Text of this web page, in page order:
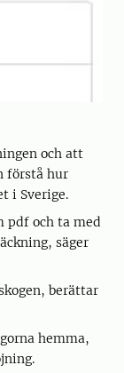
och att
förstå hur
i Sverige.
pdf och ta med
säger
berättar
hemma,